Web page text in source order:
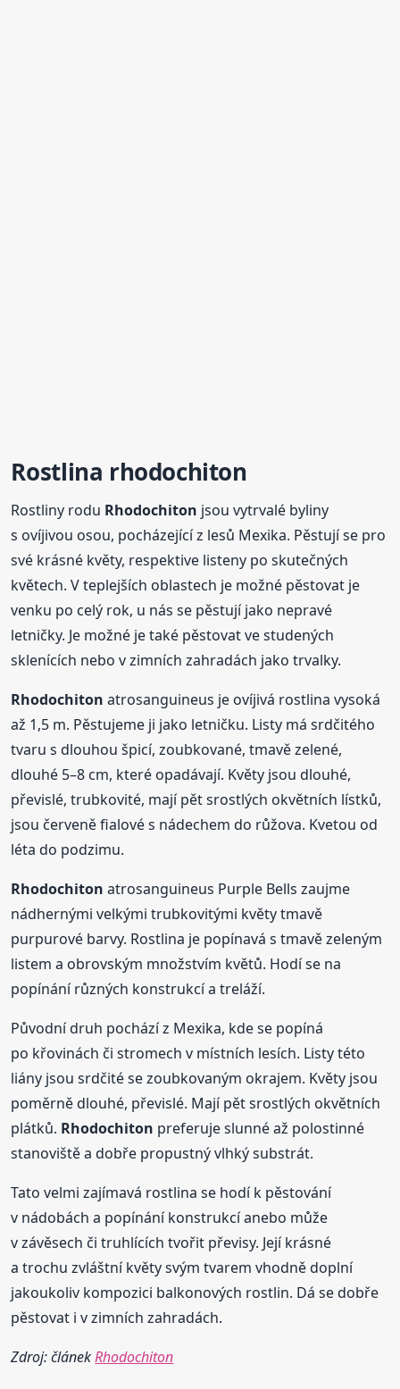
Rostlina rhodochiton
Rostliny rodu Rhodochiton jsou vytrvalé byliny
s ovíjivou osou, pocházející z lesů Mexika. Pěstují se pro
své krásné květy, respektive listeny po skutečných
květech. V teplejších oblastech je možné pěstovat je
venku po celý rok, u nás se pěstují jako nepravé
letničky. Je možné je také pěstovat ve studených
sklenících nebo v zimních zahradách jako trvalky.
Rhodochiton atrosanguineus je ovíjivá rostlina vysoká
až 1,5 m. Pěstujeme ji jako letničku. Listy má srdčitého
tvaru s dlouhou špicí, zoubkované, tmavě zelené,
dlouhé 5–8 cm, které opadávají. Květy jsou dlouhé,
převislé, trubkovité, mají pět srostlých okvětních lístků,
jsou červeně fialové s nádechem do růžova. Kvetou od
léta do podzimu.
Rhodochiton atrosanguineus Purple Bells zaujme
nádhernými velkými trubkovitými květy tmavě
purpurové barvy. Rostlina je popínavá s tmavě zeleným
listem a obrovským množstvím květů. Hodí se na
popínání různých konstrukcí a treláží.
Původní druh pochází z Mexika, kde se popíná
po křovinách či stromech v místních lesích. Listy této
liány jsou srdčité se zoubkovaným okrajem. Květy jsou
poměrně dlouhé, převislé. Mají pět srostlých okvětních
plátků. Rhodochiton preferuje slunné až polostinné
stanoviště a dobře propustný vlhký substrát.
Tato velmi zajímavá rostlina se hodí k pěstování
v nádobách a popínání konstrukcí anebo může
v závěsech či truhlících tvořit převisy. Její krásné
a trochu zvláštní květy svým tvarem vhodně doplní
jakoukoliv kompozici balkonových rostlin. Dá se dobře
pěstovat i v zimních zahradách.
Zdroj: článekRhodochiton